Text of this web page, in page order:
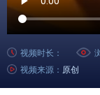
视频时长：
视频来源： 原创